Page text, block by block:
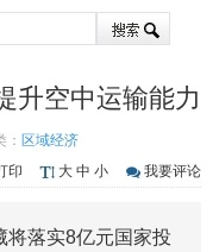
升空中运输能力
： 区域经济
印
大 中 小 我要评论
将落实8亿元国家投